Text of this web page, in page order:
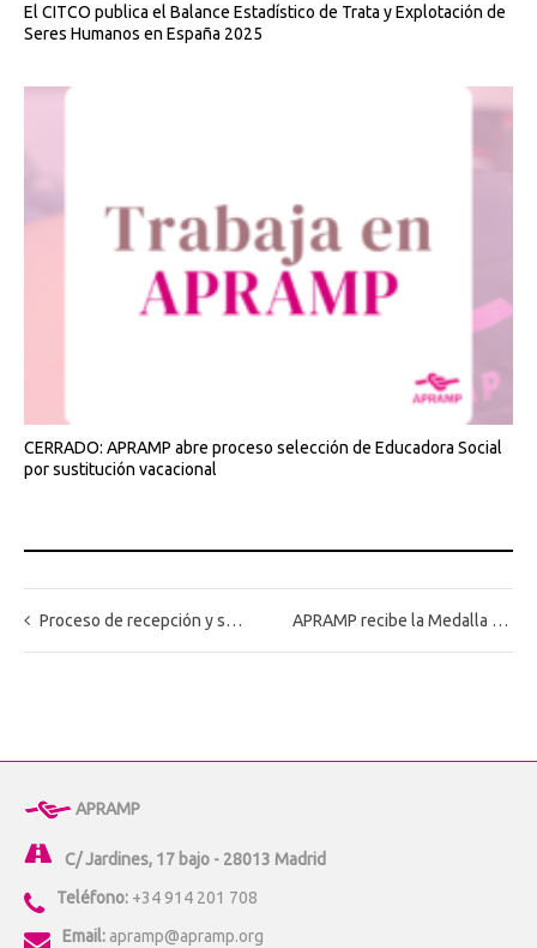
El CITCO publica el Balance Estadístico de Trata y Explotación de
Seres Humanos en España 2025
CERRADO: APRAMP abre proceso selección de Educadora Social
por sustitución vacacional
Proceso de recepción y selección de CV para puesto de ABOGADA en Centro de Atención de Leganés. APRAMP recibe la Medalla de Madrid en reconocimiento a su labor en la lucha contra la trata.
APRAMP
C/ Jardines, 17 bajo - 28013 Madrid
Teléfono: +34 914 201 708
Email: apramp@apramp.org